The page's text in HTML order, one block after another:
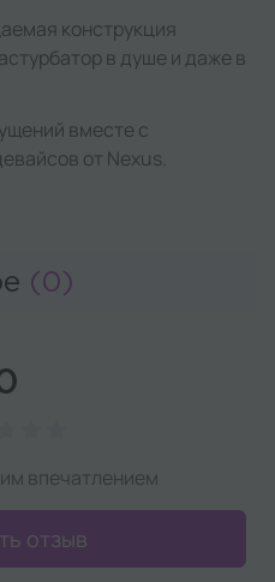
конструкция
в душе и даже в
вместе с
от Nexus.
(0)
впечатлением
отзыв